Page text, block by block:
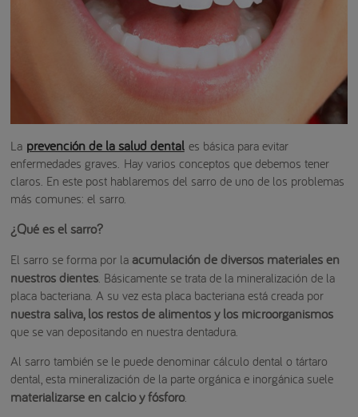
La prevención de la salud dental es básica para evitar
enfermedades graves. Hay varios conceptos que debemos tener
claros. En este post hablaremos del sarro de uno de los problemas
más comunes: el sarro.
¿Qué es el sarro?
El sarro se forma por la acumulación de diversos materiales en
nuestros dientes. Básicamente se trata de la mineralización de la
placa bacteriana. A su vez esta placa bacteriana está creada por
nuestra saliva, los restos de alimentos y los microorganismos
que se van depositando en nuestra dentadura.
Al sarro también se le puede denominar cálculo dental o tártaro
dental, esta mineralización de la parte orgánica e inorgánica suele
materializarse en calcio y fósforo.